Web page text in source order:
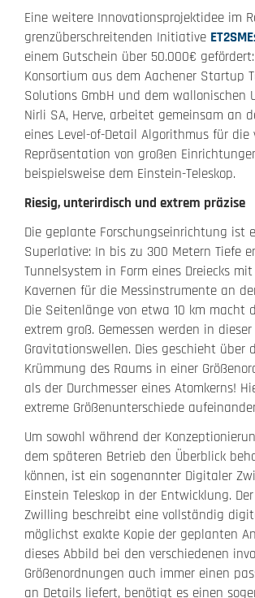
Eine weitere Innovationsprojektidee im
grenzüberschreitenden Initiative
einem Gutschein über 50.000€
Konsortium aus dem Aachener Startup
Solutions GmbH und dem wallonischen
Nirli SA, Herve, arbeitet gemeinsam an
eines Level-of-Detail Algorithmus für die
Repräsentation von großen
beispielsweise dem Einstein-Teleskop.
Riesig, unterirdisch und extrem präzise
Die geplante Forschungseinrichtung ist
Superlative: In bis zu 300 Metern Tiefe
Tunnelsystem in Form eines Dreiecks
Kavernen für die Messinstrumente an
Die Seitenlänge von etwa 10 km macht
extrem groß. Gemessen werden in
Gravitationswellen. Dies geschieht über
Krümmung des Raums in einer
als der Durchmesser eines Atomkerns!
extreme Größenunterschiede
Um sowohl während der
dem späteren Betrieb den Überblick
können, ist ein sogenannter Digitaler
Einstein Teleskop in der Entwicklung.
Zwilling beschreibt eine vollständig
möglichst exakte Kopie der geplanten
dieses Abbild bei den verschiedenen
Größenordnungen auch immer einen
an Details liefert, benötigt es einen